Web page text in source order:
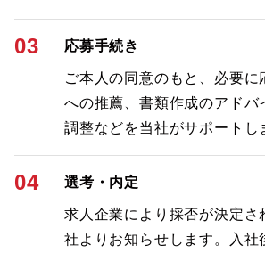
03 応募手続き
ご本人の同意のもと、必要に
への推薦、書類作成のアドバ
調整などを当社がサポートし
04 選考・内定
求人企業により採否が決定さ
社よりお知らせします。入社